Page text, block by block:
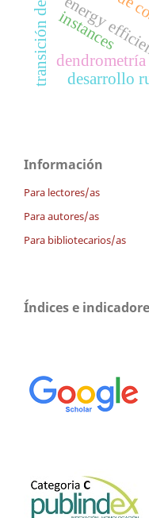
energy
dendrometría
instances
desarrollo
Información
Para lectores/as
Para autores/as
Para bibliotecarios/as
Índices e